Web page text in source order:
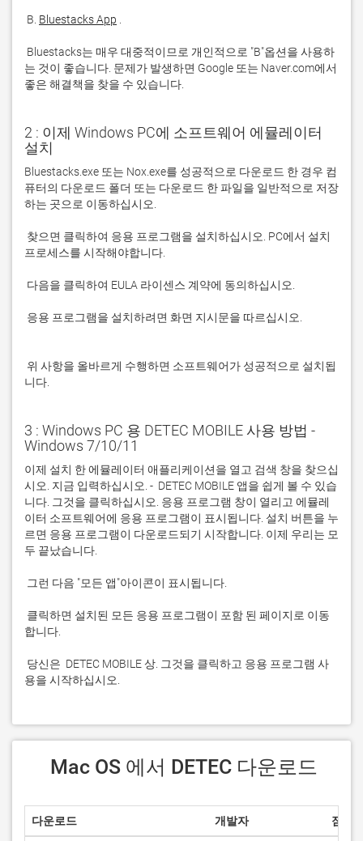
B. Bluestacks App
는 것이 좋습니다. 문제가 발생하면 Google 또는 Naver.com에서
좋은 해결책을 찾을 수 있습니다.
2 : 이제 Windows PC에 소프트웨어 에뮬레이터
설치
Bluestacks.exe 또는 Nox.exe를 성공적으로 다운로드 한 경우 컴
퓨터의 다운로드 폴더 또는 다운로드 한 파일을 일반적으로 저장
니다.
3 : Windows PC 용 DETEC MOBILE 사용 방법 -
Windows 7/10/11
이제 설치 한 에뮬레이터 애플리케이션을 열고 검색 창을 찾으십
시오. 지금 입력하십시오. -  DETEC MOBILE 앱을 쉽게 볼 수 있습
니다. 그것을 클릭하십시오. 응용 프로그램 창이 열리고 에뮬레
이터 소프트웨어에 응용 프로그램이 표시됩니다. 설치 버튼을 누
르면 응용 프로그램이 다운로드되기 시작합니다. 이제 우리는 모
용을 시작하십시오.
Mac OS 에서 DETEC 다운로드
다운로드 개발자 점수